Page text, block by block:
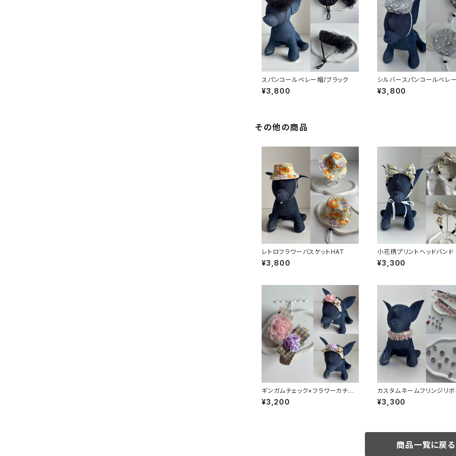
スパンコールベレー帽/ブラック
¥3,800
シルバースパンコールベレ
¥3,800
その他の商品
レトロフラワーバスケットHAT
¥3,800
小花柄プリントヘッドバンド
¥3,300
ギンガムチェック×フラワーカチュ
ーシャ
¥3,200
カスタムネームフリンジリ
ーカー
¥3,300
商品一覧に戻る